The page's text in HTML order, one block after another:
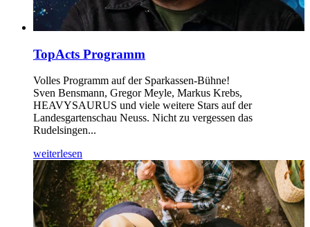
TopActs Programm
Volles Programm auf der Sparkassen-Bühne!
Sven Bensmann, Gregor Meyle, Markus Krebs,
HEAVYSAURUS und viele weitere Stars auf der
Landesgartenschau Neuss. Nicht zu vergessen das
Rudelsingen...
weiterlesen